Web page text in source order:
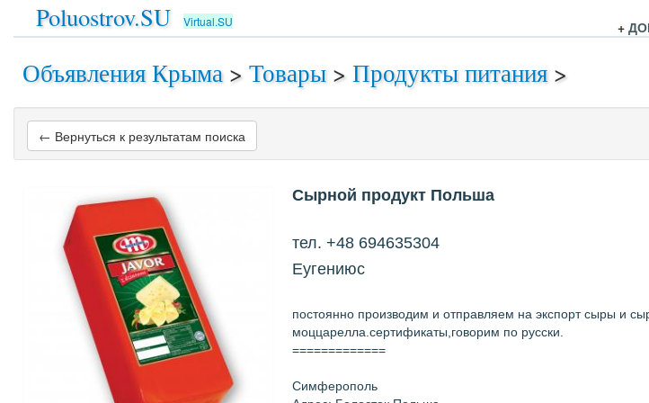
Poluostrov.SU Virtual.SU +
Объявления Крыма > Товары > Продукты питания >
← Вернуться к результатам поиска
Сырной продукт Польша
тел. +48 694635304
Еугениюс
постоянно производим и отправляем на экспорт сыры и
моццарелла.сертификаты,говорим по русски.
=============
Симферополь